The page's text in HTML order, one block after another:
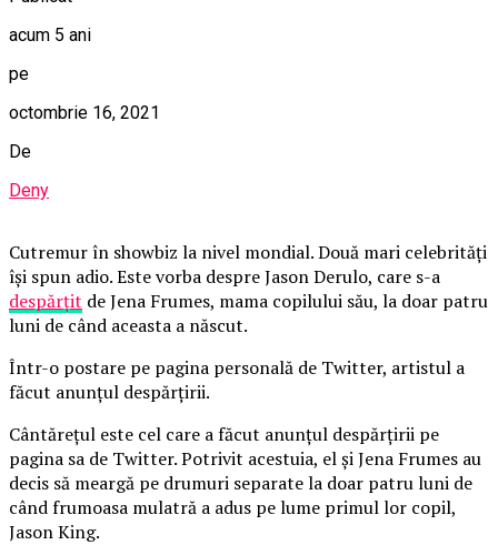
acum 5 ani
pe
octombrie 16, 2021
De
Deny
Cutremur în showbiz la nivel mondial. Două mari celebrități
își spun adio. Este vorba despre Jason Derulo, care s-a
despărțit de Jena Frumes, mama copilului său, la doar patru
luni de când aceasta a născut.
Într-o postare pe pagina personală de Twitter, artistul a
făcut anunțul despărțirii.
Cântărețul este cel care a făcut anunțul despărțirii pe
pagina sa de Twitter. Potrivit acestuia, el și Jena Frumes au
decis să meargă pe drumuri separate la doar patru luni de
când frumoasa mulatră a adus pe lume primul lor copil,
Jason King.